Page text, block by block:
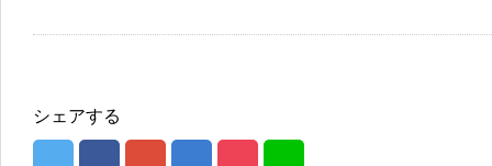
シェアする